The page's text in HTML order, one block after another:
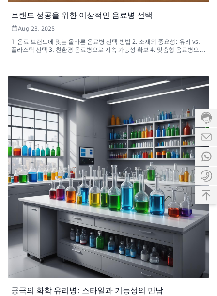
브랜드 성공을 위한 이상적인 음료병 선택
Aug 23, 2025
1. 음료 브랜드에 맞는 올바른 음료병 선택 방법 2. 소재의 중요성: 유리 vs.
플라스틱 선택 3. 친환경 음료병으로 지속 가능성 확보 4. 맞춤형 음료병으로
궁극의 화학 유리병: 스타일과 기능성의 만남